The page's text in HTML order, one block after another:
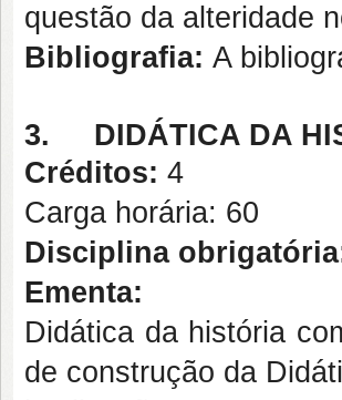
questão da alteridade
Bibliografia: A
3. DIDÁTICA DA
Créditos: 4
Carga horária: 60
Disciplina
Ementa:
Didática da história
de construção da